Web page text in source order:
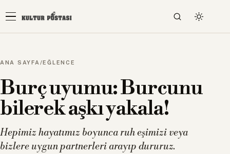
ANA SAYFA /EĞLENCE
Burç uyumu: Burcunu
bilerek aşkı yakala!
Hepimiz hayatımız boyunca ruh eşimizi veya
bizlere uygun partnerleri arayıp dururuz.